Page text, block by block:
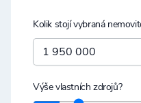
Kolik stojí vybraná
Výše vlastních zdrojů?